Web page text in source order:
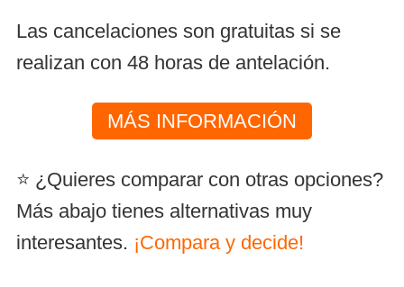
Las cancelaciones son gratuitas si se
realizan con 48 horas de antelación.
MÁS INFORMACIÓN
⭐ ¿Quieres comparar con otras opciones?
Más abajo tienes alternativas muy
interesantes. ¡Compara y decide!